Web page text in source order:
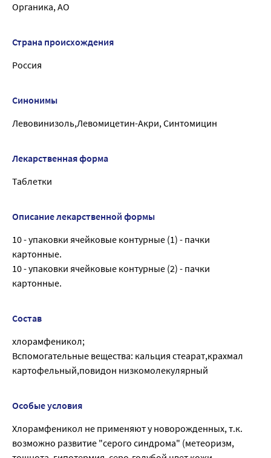
Органика, АО
Страна происхождения
Россия
Синонимы
Левовинизоль,Левомицетин-Акри, Синтомицин
Лекарственная форма
Таблетки
Описание лекарственной формы
10 - упаковки ячейковые контурные (1) - пачки
картонные.
10 - упаковки ячейковые контурные (2) - пачки
картонные.
Состав
хлорамфеникол;
Вспомогательные вещества: кальция стеарат,крахмал
картофельный,повидон низкомолекулярный
Особые условия
Хлорамфеникол не применяют у новорожденных, т.к.
возможно развитие "серого синдрома" (метеоризм,